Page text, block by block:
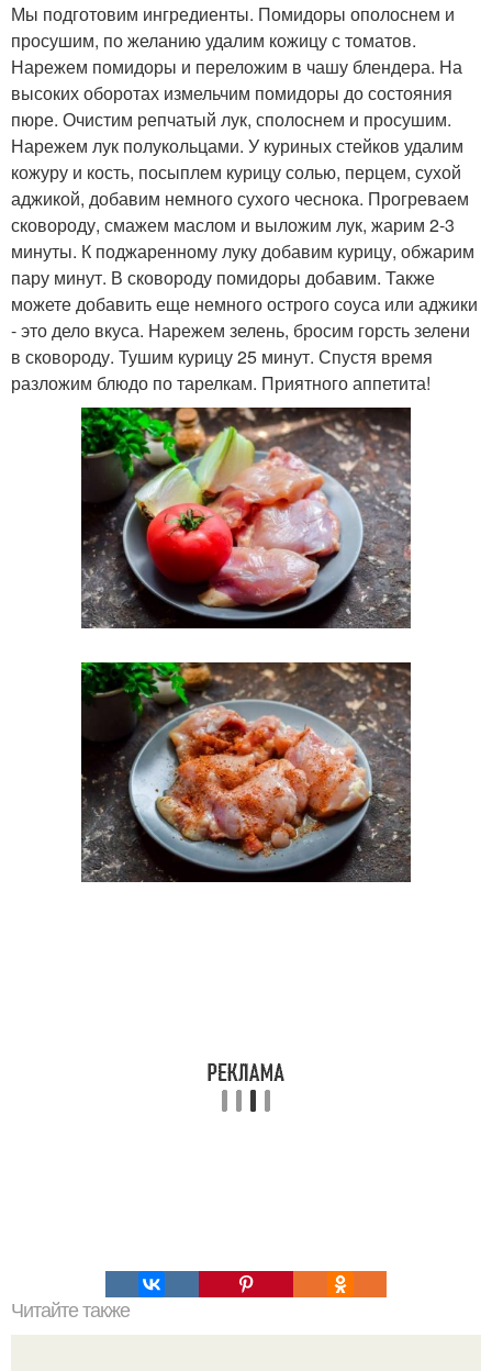
Мы подготовим ингредиенты. Помидоры ополоснем и
просушим, по желанию удалим кожицу с томатов.
Нарежем помидоры и переложим в чашу блендера. На
высоких оборотах измельчим помидоры до состояния
пюре. Очистим репчатый лук, сполоснем и просушим.
Нарежем лук полукольцами. У куриных стейков удалим
кожуру и кость, посыплем курицу солью, перцем, сухой
аджикой, добавим немного сухого чеснока. Прогреваем
сковороду, смажем маслом и выложим лук, жарим 2-3
минуты. К поджаренному луку добавим курицу, обжарим
пару минут. В сковороду помидоры добавим. Также
можете добавить еще немного острого соуса или аджики
- это дело вкуса. Нарежем зелень, бросим горсть зелени
в сковороду. Тушим курицу 25 минут. Спустя время
разложим блюдо по тарелкам. Приятного аппетита!
Читайте также